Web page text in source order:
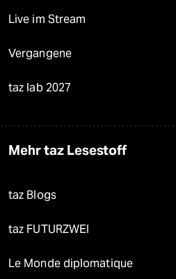
Live im Stream
Vergangene
taz lab 2027
Mehr taz Lesestoff
taz Blogs
taz FUTURZWEI
Le Monde diplomatique